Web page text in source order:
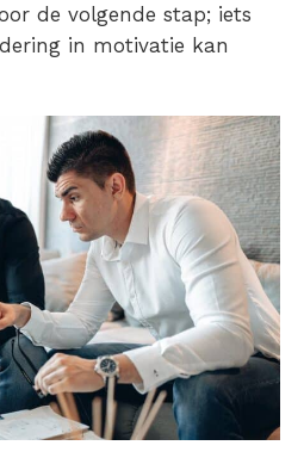
de volgende stap; iets
in motivatie kan